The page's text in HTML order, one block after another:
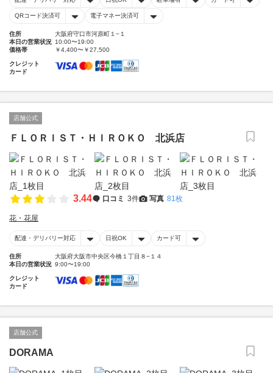
QRコード決済可 電子マネー決済可
住所
大阪府守口市河原町１−１
本日の営業状況 10:00〜19:00
価格帯
￥4,400〜￥27,500
クレジット
カード
店舗公式
ＦＬＯＲＩＳＴ・ＨＩＲＯＫＯ 北浜店
3.44 口コミ 3件 写真 81枚
花・花屋
配達・デリバリー対応 日祝OK カード可
住所
大阪府大阪市中央区今橋１丁目８−１４
本日の営業状況 9:00〜19:00
クレジット
カード
店舗公式
DORAMA